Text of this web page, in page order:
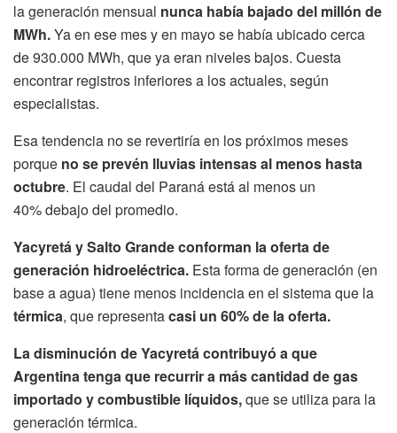
la generación mensual nunca había bajado del millón de
MWh.Ya en ese mes y en mayo se había ubicado cerca
de 930.000 MWh, que ya eran niveles bajos. Cuesta
encontrar registros inferiores a los actuales, según
especialistas.
Esa tendencia no se revertiría en los próximos meses
porque no se prevén lluvias intensas al menos hasta
octubre. El caudal del Paraná está al menos un
40% debajo del promedio.
Yacyretá y Salto Grande conforman la oferta de
generación hidroeléctrica. Esta forma de generación (en
base a agua) tiene menos incidencia en el sistema que la
térmica, que representacasi un 60% de la oferta.
La disminución de Yacyretá contribuyó a que
Argentina tenga que recurrir a más cantidad de gas
importado y combustible líquidos,que se utiliza para la
generación térmica.